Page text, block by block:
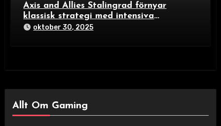
Axis and Allies Stalingrad förnyar
klassisk strategi med intensiva
stadsstrider och taktiskt djup
oktober 30, 2025
Allt Om Gaming